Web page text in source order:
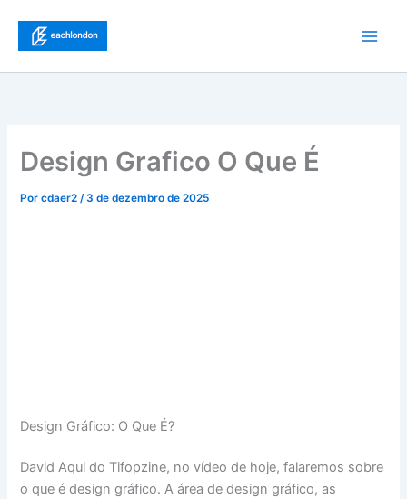
conteúdo
Design Grafico O Que É
Porcdaer2/3 de dezembro de 2025
Design Gráfico: O Que É?
David Aqui do Tifopzine, no vídeo de hoje, falaremos sobre
o que é design gráfico. A área de design gráfico, as